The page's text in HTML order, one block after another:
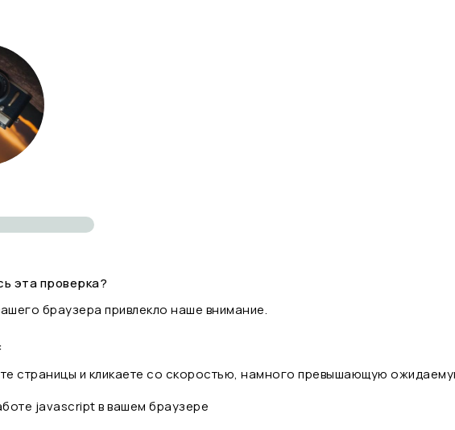
эта проверка?
браузера привлекло наше внимание.
страницы и кликаете со скоростью, намного превышающую
javascript в вашем браузере